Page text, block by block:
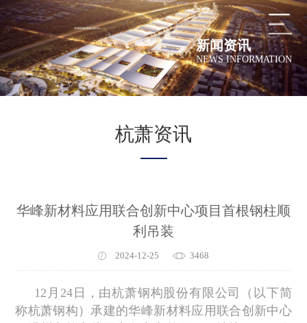
新闻资讯
NEWS INFORMATION
杭萧资讯
华峰新材料应用联合创新中心项目首根钢柱顺
利吊装
2024-12-25 3468
12月24日，由杭萧钢构股份有限公司（以下简
称杭萧钢构）承建的华峰新材料应用联合创新中心